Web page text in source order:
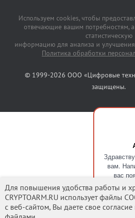
вам.
вас
Для повышения удобства работы и
CRYPTOARM.RU использует файлы
с веб-сайтом, Вы даете свое
Используем cookies, чтобы
отвечающие вашим потребностям, а
статистическую
информацию для анализа и улучшения
Политика обработки
© 1999-2026 ООО «Цифровые
защищены.